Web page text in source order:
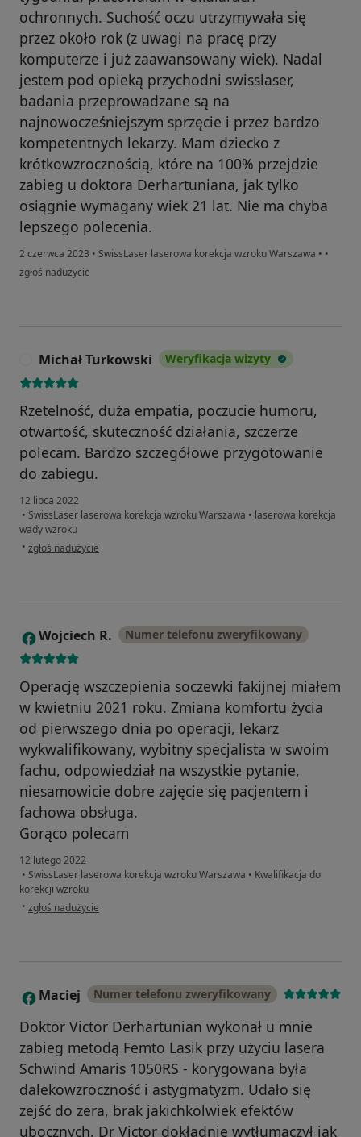
ochronnych. Suchość oczu utrzymywała się
przez około rok (z uwagi na pracę przy
komputerze i już zaawansowany wiek). Nadal
jestem pod opieką przychodni swisslaser,
badania przeprowadzane są na
najnowocześniejszym sprzęcie i przez bardzo
kompetentnych lekarzy. Mam dziecko z
krótkowzrocznością, które na 100% przejdzie
zabieg u doktora Derhartuniana, jak tylko
osiągnie wymagany wiek 21 lat. Nie ma chyba
lepszego polecenia.
2 czerwca 2023 • SwissLaser laserowa korekcja wzroku Warszawa • •
w opinii użytkownika JP
zgłoś nadużycie
Michał Turkowski Weryfikacja wizyty
Rzetelność, duża empatia, poczucie humoru,
otwartość, skuteczność działania, szczerze
polecam. Bardzo szczegółowe przygotowanie
do zabiegu.
12 lipca 2022
• SwissLaser laserowa korekcja wzroku Warszawa • laserowa korekcja
wady wzroku
• w opinii użytkownika Michał Turkowski
zgłoś nadużycie
W Wojciech R. Numer telefonu zweryfikowany
Operację wszczepienia soczewki fakijnej miałem
w kwietniu 2021 roku. Zmiana komfortu życia
od pierwszego dnia po operacji, lekarz
wykwalifikowany, wybitny specjalista w swoim
fachu, odpowiedział na wszystkie pytanie,
niesamowicie dobre zajęcie się pacjentem i
fachowa obsługa.
Gorąco polecam
12 lutego 2022
• SwissLaser laserowa korekcja wzroku Warszawa • Kwalifikacja do
korekcji wzroku
• w opinii użytkownika Wojciech R.
zgłoś nadużycie
M Maciej Numer telefonu zweryfikowany
Doktor Victor Derhartunian wykonał u mnie
zabieg metodą Femto Lasik przy użyciu lasera
Schwind Amaris 1050RS - korygowana była
dalekowzroczność i astygmatyzm. Udało się
zejść do zera, brak jakichkolwiek efektów
ubocznych. Dr Victor dokładnie wytłumaczył jak